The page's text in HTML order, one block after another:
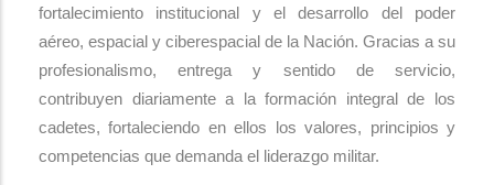
fortalecimiento institucional y el desarrollo del poder
aéreo, espacial y ciberespacial de la Nación. Gracias a su
profesionalismo, entrega y sentido de servicio,
contribuyen diariamente a la formación integral de los
cadetes, fortaleciendo en ellos los valores, principios y
competencias que demanda el liderazgo militar.